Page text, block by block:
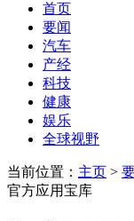
首页
要闻
汽车
产经
科技
健康
娱乐
全球视野
当前位置： 主页 >
官方应用宝库